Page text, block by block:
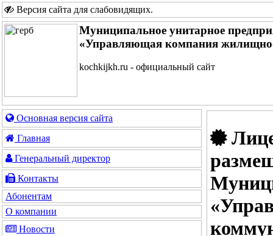
Версия сайта для слабовидящих.
Муниципальное унитарное
«Управляющая компания
kochkijkh.ru - официальный сайт
Основная версия сайта
Главная
Генеральный директор
Контакты
Абонентам
О компании
Новости